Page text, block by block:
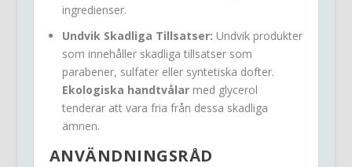
ingredienser.
Undvik Skadliga Tillsatser: Undvik produkter
som innehåller skadliga tillsatser som
parabener, sulfater eller syntetiska dofter.
Ekologiska handtvålarmed glycerol
tenderar att vara fria från dessa skadliga
ämnen.
ANVÄNDNINGSRÅD